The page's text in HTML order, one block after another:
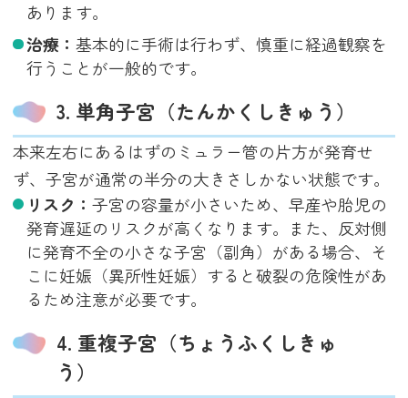
あります。
治療： 基本的に手術は行わず、慎重に経過観察を
行うことが一般的です。
3. 単角子宮（たんかくしきゅう）
本来左右にあるはずのミュラー管の片方が発育せ
ず、子宮が通常の半分の大きさしかない状態です。
リスク： 子宮の容量が小さいため、早産や胎児の
発育遅延のリスクが高くなります。また、反対側
に発育不全の小さな子宮（副角）がある場合、そ
こに妊娠（異所性妊娠）すると破裂の危険性があ
るため注意が必要です。
4. 重複子宮（ちょうふくしきゅ
う）